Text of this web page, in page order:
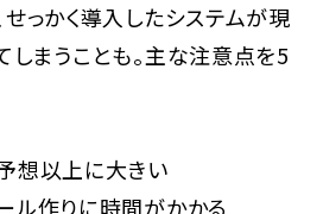
せっかく導入したシステムが現
しまうことも。主な注意点を5
想以上に大きい
ル作りに時間がかかる